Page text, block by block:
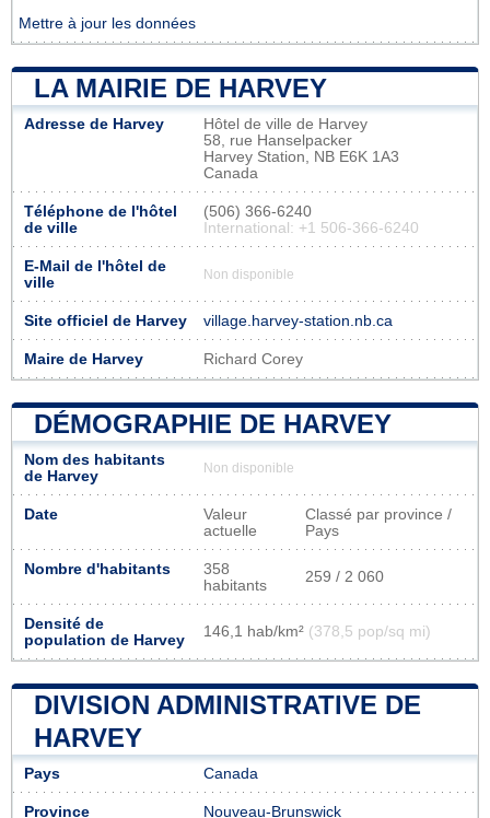
Mettre à jour les données
LA MAIRIE DE HARVEY
Adresse de Harvey
Hôtel de ville de Harvey
58, rue Hanselpacker
Harvey Station, NB E6K 1A3
Canada
Téléphone de l'hôtel
de ville
(506) 366-6240
International: +1 506-366-6240
E-Mail de l'hôtel de
ville
Non disponible
Site officiel de Harvey village.harvey-station.nb.ca
Maire de Harvey Richard Corey
DÉMOGRAPHIE DE HARVEY
Nom des habitants
de Harvey
Non disponible
Date
Valeur
actuelle
Classé par province /
Pays
Nombre d'habitants
358
habitants
259 / 2 060
Densité de
population de Harvey
146,1 hab/km² (378,5 pop/sq mi)
DIVISION ADMINISTRATIVE DE
HARVEY
Pays Canada
Province Nouveau-Brunswick